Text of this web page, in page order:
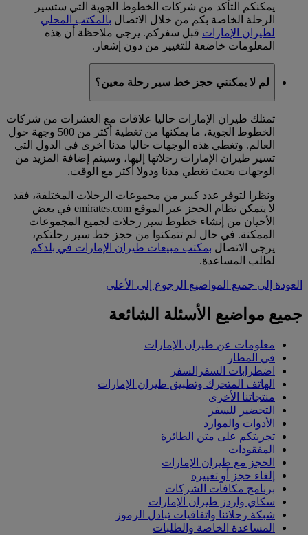
يمكنكم التأكد من شركات الخطوط الجوية التي ستسير
الرحلة الخاصة بكم من خلال الاتصال بالمكتب المحلي
لطيران الإمارات قبل سفركم. يرجى ملاحظة أن هذه
المعلومات خاضعة للتغيير من دون إشعار.
لم لا يمكنني حجز خط سير رحلة معين؟
تمتلك طيران الإمارات حاليا علاقات مع العشرات من شركات
الخطوط الجوية، ما يمكنها من تغطية أكثر من 500 وجهة حول
العالم. وتغطي هذه الوجهات حاليا مدنا أخرى في الدول التي
تسير طيران الإمارات رحلاتها إليها، وسيتم إضافة المزيد من
الوجهات بحيث تغطي مدنا ودولا أكثر مع الوقت.
ونظرا لتوفر عدد كبير من مجموعات الرحلات المختلفة، فقد
لا يتمكن نظام الحجز عبر الموقع emirates.com في بعض
الأحيان من إنشاء خطوط سير رحلات لجميع المجموعات
الممكنة. في حال لم تتمكنوا من حجز خط سير رحلتكم،
يرجى الاتصال بمكتب مبيعات طيران الإمارات في بلدكم
لطلب المساعدة.
العودة إلى جميع المواضيع الرجوع إلى الأعلى
جميع مواضيع الأسئلة الشائعة
معلومات عن طيران الإمارات
في المطار
اضطرابات السفرالسفر
الهاتف المتحرك وتطبيق طيران الإمارات
منتجاتنا الأخرى
التحضير للسفر
الأدوات والموارد
تجربتكم على متن الطائرة
المفقودات
الحجز مع طيران الإمارات
إلغاء حجز أو تغييره
برنامج مكافآت الشركات
سكاي واردز طيران الإمارات
شبكة رحلاتنا واتفاقيات تبادل الرموز
المساعدة الخاصة والطلبات